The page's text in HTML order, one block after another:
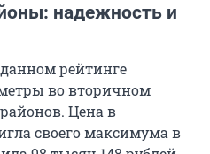
надежность и
рейтинге
во вторичном
Цена в
своего максимума в